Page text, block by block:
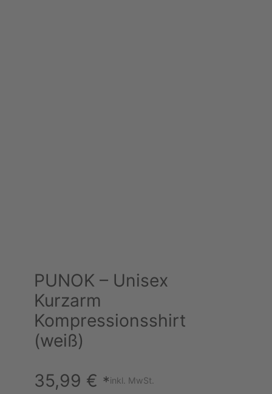
PUNOK – Unisex
Kurzarm
Kompressionsshirt
(weiß)
35,99 € *inkl. MwSt.